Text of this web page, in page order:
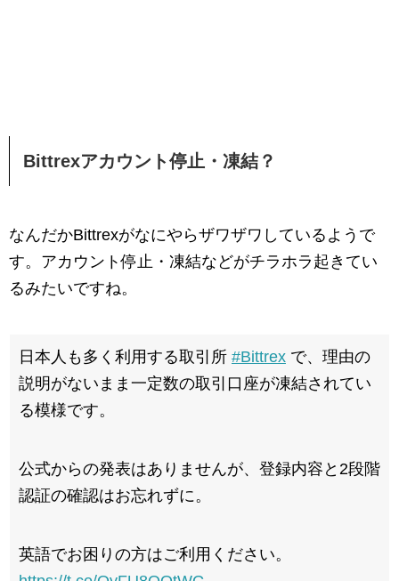
Bittrexアカウント停止・凍結？
なんだかBittrexがなにやらザワザワしているようで
す。アカウント停止・凍結などがチラホラ起きてい
るみたいですね。
日本人も多く利用する取引所 #Bittrex で、理由の
説明がないまま一定数の取引口座が凍結されてい
る模様です。
公式からの発表はありませんが、登録内容と2段階
認証の確認はお忘れずに。
英語でお困りの方はご利用ください。